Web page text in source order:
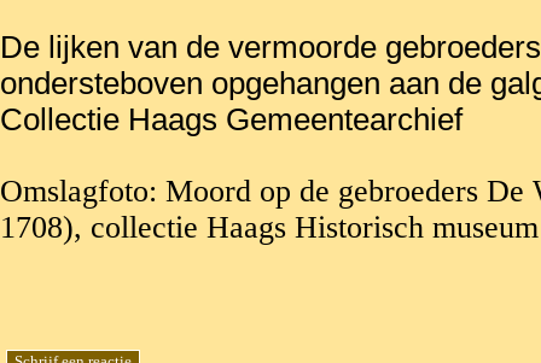
De lijken van de vermoorde
ondersteboven opgehangen aan de
Collectie Haags Gemeentearchief
Omslagfoto: Moord op de gebroeders
1708), collectie Haags Historisch museum